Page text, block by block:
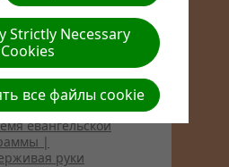
евангельской
служение
евангельской
|
руки
Strictly Necessary
Cookies
все файлы cookie